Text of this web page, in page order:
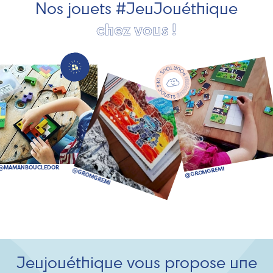
Nos jouets #JeuJouéthique
chez vous !
Jeujouéthique vous propose une